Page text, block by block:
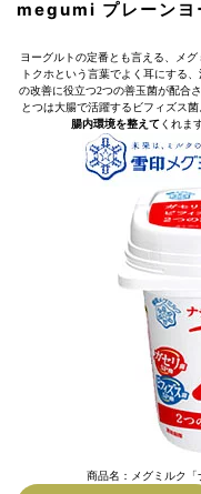
megumi プレーンヨ
ヨーグルトの定番とも言える、メグ
トクホという言葉でよく耳にする
の改善に役立つ2つの善玉菌が配合
とつは大腸で活躍するビフィズス
腸内環境を整えてくれま
商品名：メグミルク「